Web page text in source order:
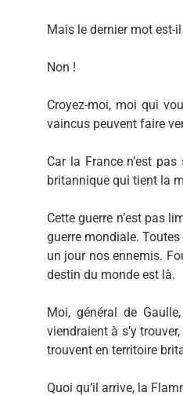
Mais le dernier mot est-
Non !
Croyez-moi, moi qui
vaincus peuvent faire
Car la France n’est
britannique qui tient la
Cette guerre n’est pas
guerre mondiale.
un jour nos ennemis.
destin du monde est là.
Moi, général de
viendraient à s’y
trouvent en territoire
Quoi qu’il arrive, la